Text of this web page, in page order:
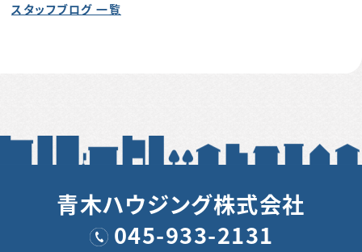
スタッフブログ 一覧
青木ハウジング株式会社
045-933-2131